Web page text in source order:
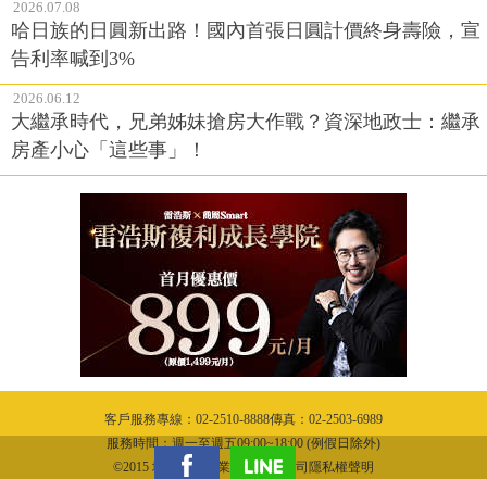
2026.07.08
哈日族的日圓新出路！國內首張日圓計價終身壽險，宣
告利率喊到3%
2026.06.12
大繼承時代，兄弟姊妹搶房大作戰？資深地政士：繼承
房產小心「這些事」！
客戶服務專線：02-2510-8888傳真：02-2503-6989
服務時間：週一至週五09:00~18:00 (例假日除外)
©2015 城邦文化事業股份有限公司隱私權聲明